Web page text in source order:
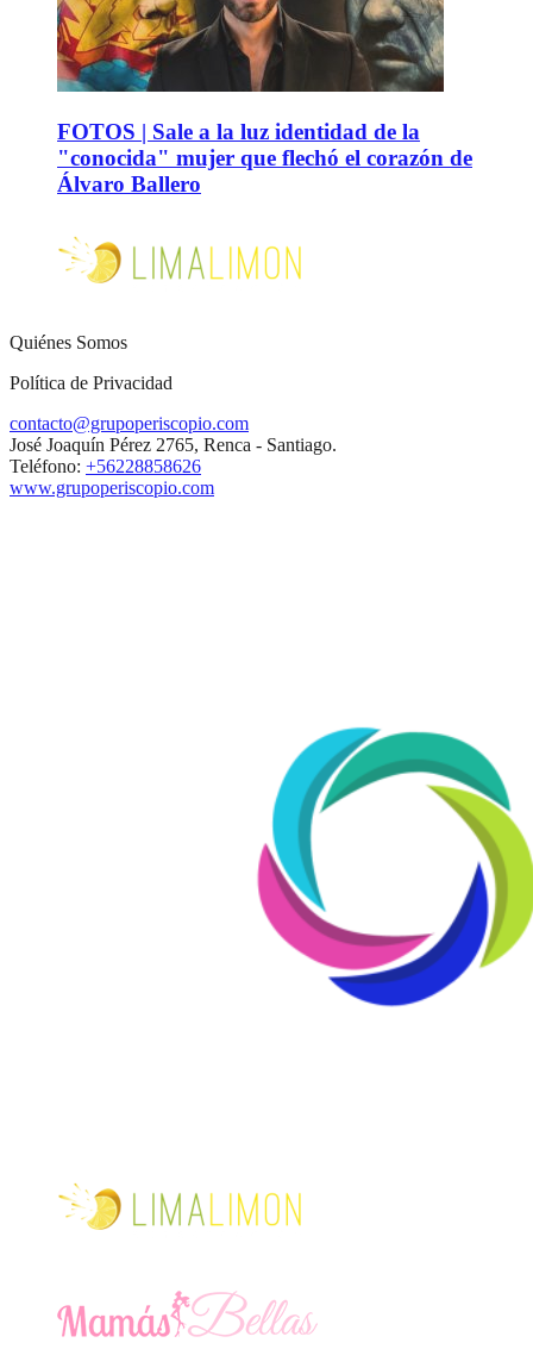
FOTOS | Sale a la luz identidad de la
"conocida" mujer que flechó el corazón de
Álvaro Ballero
Quiénes Somos
Política de Privacidad
contacto@grupoperiscopio.com
José Joaquín Pérez 2765, Renca - Santiago.
Teléfono: +56228858626
www.grupoperiscopio.com